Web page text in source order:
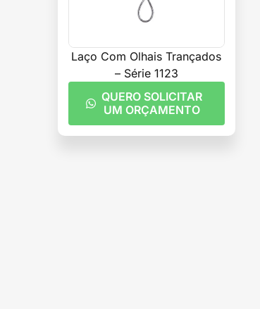
Laço Com Olhais Trançados
– Série 1123
QUERO SOLICITAR
UM ORÇAMENTO